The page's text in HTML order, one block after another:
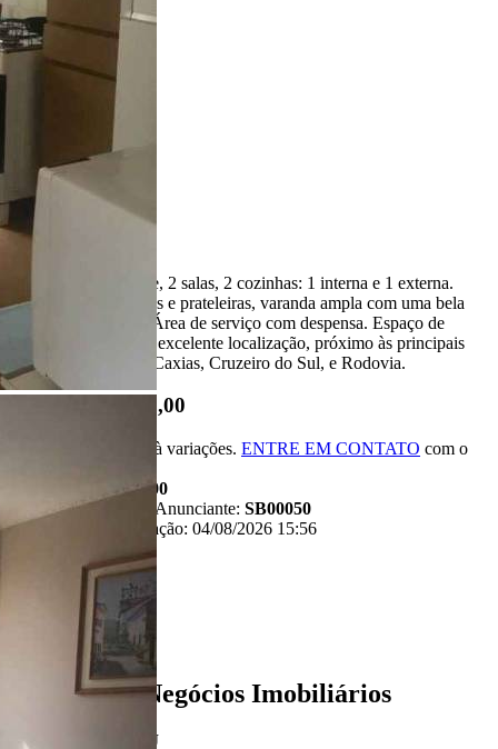
184.00 m²
Ligamos para você!
Descrição
3 dorm, sendo 1 suíte, 2 salas, 2 cozinhas: 1 interna e 1 externa.
Quartos com armários e prateleiras, varanda ampla com uma bela
vista para a cidade . Área de serviço com despensa. Espaço de
quintal, tudo isso em excelente localização, próximo às principais
avenidas: Duque de Caxias, Cruzeiro do Sul, e Rodovia.
R$ 430.000,00
*Valor sujeito à variações. ENTRE EM CONTATO com o
481200
Referência do Anunciante: SB00050
Última atualização: 04/08/2026 15:56
Anunciante
Liban - Negócios Imobiliários
33006-J